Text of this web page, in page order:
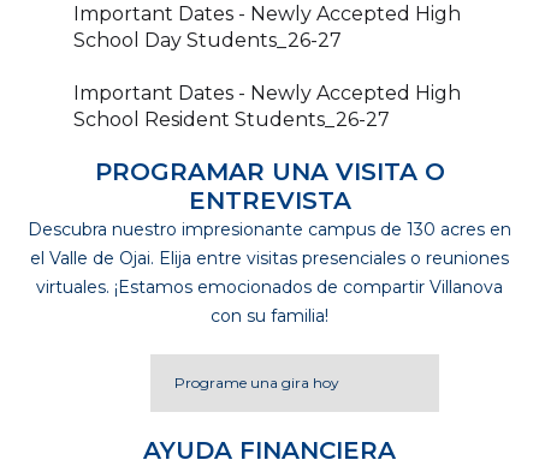
Important Dates - Newly Accepted High
School Day Students_26-27
Important Dates - Newly Accepted High
School Resident Students_26-27
PROGRAMAR UNA VISITA O
ENTREVISTA
Descubra nuestro impresionante campus de 130 acres en
el Valle de Ojai. Elija entre visitas presenciales o reuniones
virtuales. ¡Estamos emocionados de compartir Villanova
con su familia!
Programe una gira hoy
AYUDA FINANCIERA